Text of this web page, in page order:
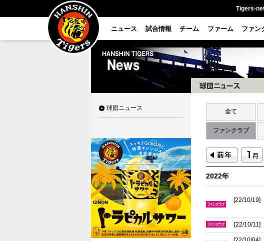
Tigers-
ニュース 試合情報 チーム ファーム ファン
球団ニュース 全て
ファンクラブ
2022年
[22/10/19]
[22/10/11]